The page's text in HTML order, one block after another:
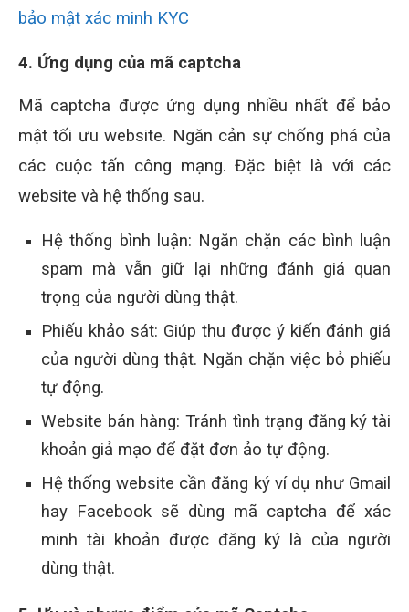
bảo mật xác minh KYC
4. Ứng dụng của mã captcha
Mã captcha được ứng dụng nhiều nhất để bảo
mật tối ưu website. Ngăn cản sự chống phá của
các cuộc tấn công mạng. Đặc biệt là với các
website và hệ thống sau.
Hệ thống bình luận: Ngăn chặn các bình luận
spam mà vẫn giữ lại những đánh giá quan
trọng của người dùng thật.
Phiếu khảo sát: Giúp thu được ý kiến đánh giá
của người dùng thật. Ngăn chặn việc bỏ phiếu
tự động.
Website bán hàng: Tránh tình trạng đăng ký tài
khoản giả mạo để đặt đơn ảo tự động.
Hệ thống website cần đăng ký ví dụ như Gmail
hay Facebook sẽ dùng mã captcha để xác
minh tài khoản được đăng ký là của người
dùng thật.